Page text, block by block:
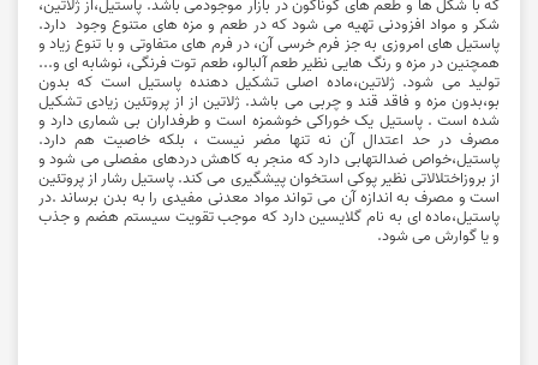
که با شکل ها و طعم های گوناگون در بازار موجودمی باشد. پاستیل،از ژلاتین،
شکر و مواد افزودنی تهیه می شود که در طعم و مزه های متنوع وجود دارد.
پاستیل های امروزی به جز فرم خرسی آن، در فرم های متفاوتی و با تنوع زیاد و
همچنین در مزه و رنگ هایی نظیر طعم آلبالو، طعم توت فرنگی، نوشابه ای و...
تولید می شود. ژلاتین،ماده اصلی تشکیل دهنده پاستیل است که بدون
بو،بدون مزه و فاقد قند و چربی می باشد. ژلاتین از از پروتئین زیادی تشکیل
شده است . پاستیل یک خوراکی خوشمزه است و طرفداران بی شماری دارد و
مصرف در حد اعتدال آن نه تنها مضر نیست ، بلکه خاصیت هم دارد.
پاستیل،خواص ضدالتهابی دارد که منجر به کاهش دردهای مفصلی می شود و
از بروزاختلالاتی نظیر پوکی استخوان پیشگیری می کند. پاستیل رشار از پروتئین
است و مصرف به اندازه آن می تواند مواد معدنی مفیدی را به بدن برساند .در
پاستیل،ماده ای به نام گلایسین دارد که موجب تقویت سیستم هضم و جذب
و یا گوارش می شود.